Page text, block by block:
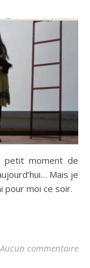
petit moment de
Mais je
pour moi ce soir.
Aucun commentaire